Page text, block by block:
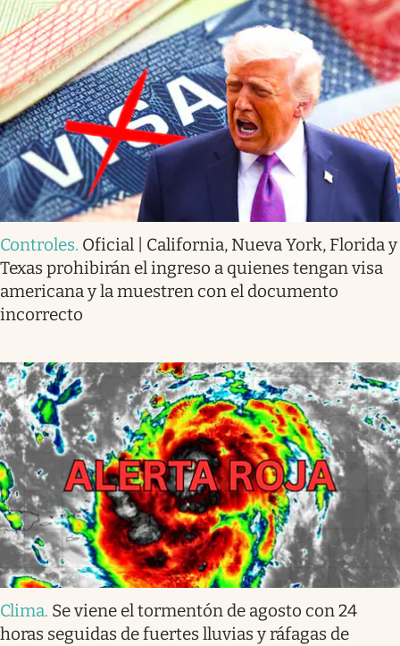
Controles. Oficial | California, Nueva York, Florida y
Texas prohibirán el ingreso a quienes tengan visa
americana y la muestren con el documento
incorrecto
Clima. Se viene el tormentón de agosto con 24
horas seguidas de fuertes lluvias y ráfagas de